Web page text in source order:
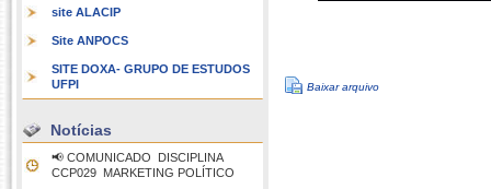
site ALACIP
Site ANPOCS
SITE DOXA- GRUPO DE ESTUDOS
UFPI
Notícias
📢 COMUNICADO  DISCIPLINA
CCP029  MARKETING POLÍTICO
Baixar arquivo